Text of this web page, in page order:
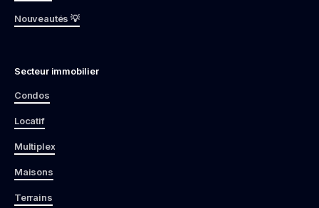
Nouveautés 💡
Secteur immobilier
Condos
Locatif
Multiplex
Maisons
Terrains